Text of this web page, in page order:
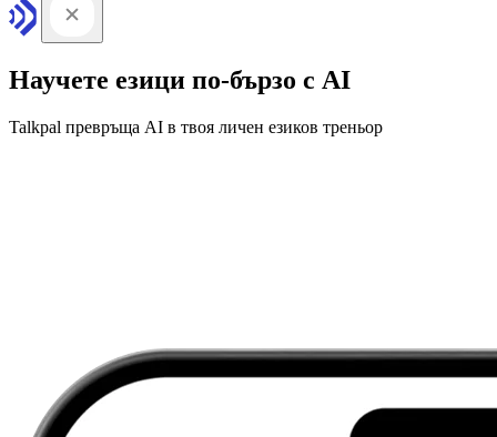
Научете езици по-бързо с AI
Talkpal превръща AI в твоя личен езиков треньор